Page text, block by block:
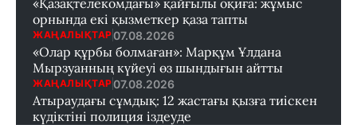
орнында екі қызметкер қаза тапты
ЖАҢАЛЫҚТАР 07.08.2026
«Олар құрбы болмаған»: Марқұм Ұлдана
Мырзуанның күйеуі өз шындығын айтты
ЖАҢАЛЫҚТАР 07.08.2026
Атыраудағы сұмдық: 12 жастағы қызға тиіскен
күдіктіні полиция іздеуде